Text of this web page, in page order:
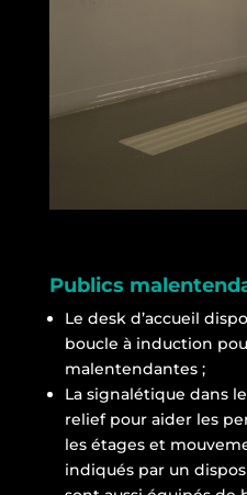
Publics
Le desk d’accueil
boucle à induction
malentendantes ;
La signalétique dans
relief pour aider les
les étages et
indiqués par un